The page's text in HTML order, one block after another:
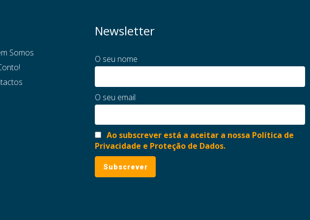
Somos
Newsletter
O seu nome
O seu email
Ao subscrever está a aceitar a nossa Política de
Privacidade e Proteção de Dados.